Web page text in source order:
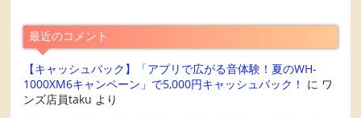
最近のコメント
【キャッシュバック】「アプリで広がる音体験！夏のWH-
1000XM6キャンペーン」で5,000円キャッシュバック！ に ワ
ンズ店員taku より